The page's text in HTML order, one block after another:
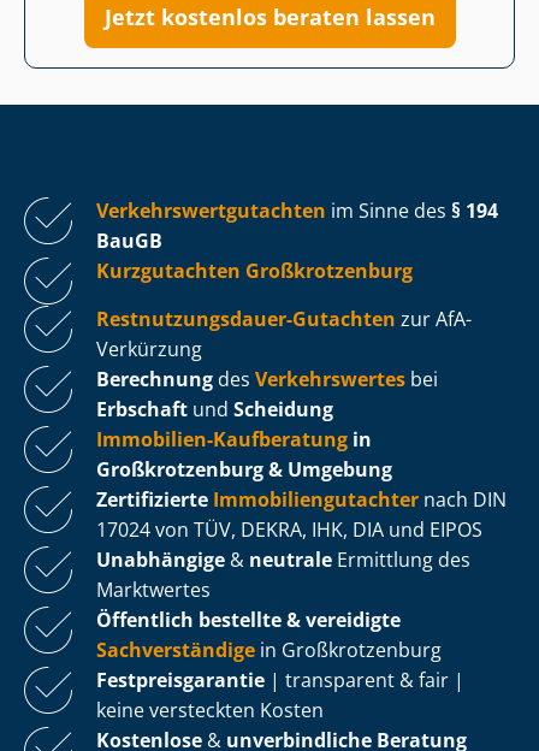
Jetzt kostenlos beraten lassen
Ver­kehrs­wert­gut­ach­ten im Sinne des § 194
BauGB
Kurzgutachten Großkrotzenburg
Rest­nut­zungs­dau­er-Gutachten zur AfA-
Verkürzung
Berechnung des Verkehrswertes bei
Erbschaft und Scheidung
Immobilien-Kaufberatung in
Großkrotzenburg & Umgebung
Zertifizierte Im­mo­bi­li­en­gut­ach­ter nach DIN
17024 von TÜV, DEKRA, IHK, DIA und EIPOS
Unabhängige & neutrale Ermittlung des
Marktwertes
Öffentlich bestellte & vereidigte
Sachverständige in Großkrotzenburg
Fest­preis­ga­ran­tie | transparent & fair |
keine versteckten Kosten
Kostenlose & unverbindliche Beratung